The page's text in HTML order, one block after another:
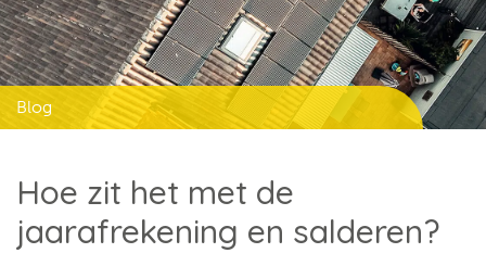
Blog
Hoe zit het met de
jaarafrekening en salderen?